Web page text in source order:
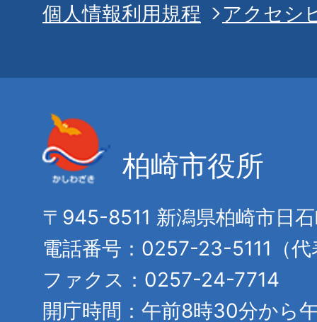
個人情報利用規程
アクセシ
柏崎市役所
〒945-8511 新潟県柏崎市日
電話番号：0257-23-5111（代
ファクス：0257-24-7714
開庁時間：午前8時30分から